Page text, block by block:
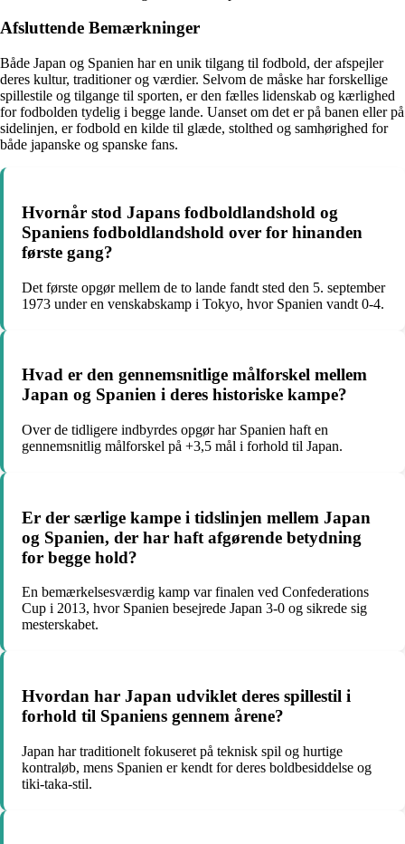
Afsluttende Bemærkninger
Både Japan og Spanien har en unik tilgang til fodbold, der afspejler
deres kultur, traditioner og værdier. Selvom de måske har forskellige
spillestile og tilgange til sporten, er den fælles lidenskab og kærlighed
for fodbolden tydelig i begge lande. Uanset om det er på banen eller på
sidelinjen, er fodbold en kilde til glæde, stolthed og samhørighed for
både japanske og spanske fans.
Hvornår stod Japans fodboldlandshold og
Spaniens fodboldlandshold over for hinanden
første gang?
Det første opgør mellem de to lande fandt sted den 5. september
1973 under en venskabskamp i Tokyo, hvor Spanien vandt 0-4.
Hvad er den gennemsnitlige målforskel mellem
Japan og Spanien i deres historiske kampe?
Over de tidligere indbyrdes opgør har Spanien haft en
gennemsnitlig målforskel på +3,5 mål i forhold til Japan.
Er der særlige kampe i tidslinjen mellem Japan
og Spanien, der har haft afgørende betydning
for begge hold?
En bemærkelsesværdig kamp var finalen ved Confederations
Cup i 2013, hvor Spanien besejrede Japan 3-0 og sikrede sig
mesterskabet.
Hvordan har Japan udviklet deres spillestil i
forhold til Spaniens gennem årene?
Japan har traditionelt fokuseret på teknisk spil og hurtige
kontraløb, mens Spanien er kendt for deres boldbesiddelse og
tiki-taka-stil.